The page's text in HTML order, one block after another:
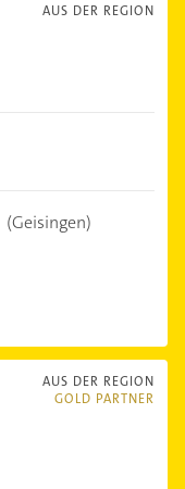
AUS DER REGION
(Geisingen)
AUS DER REGION
GOLD PARTNER